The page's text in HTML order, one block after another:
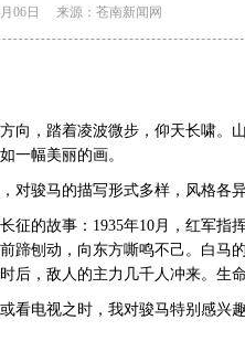
06日 来源：苍南新闻网
，踏着凌波微步，仰天长啸。山
一幅美丽的画。
骏马的描写形式多样，风格各异
的故事：1935年10月，红军指
蹄刨动，向东方嘶鸣不己。白马
后，敌人的主力几千人冲来。生
电视之时，我对骏马特别感兴趣